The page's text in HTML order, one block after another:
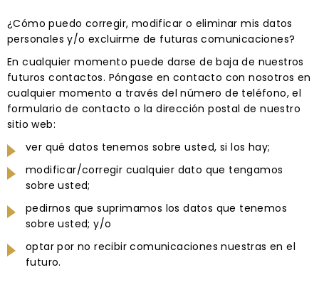
¿Cómo puedo corregir, modificar o eliminar mis datos
personales y/o excluirme de futuras comunicaciones?
En cualquier momento puede darse de baja de nuestros
futuros contactos. Póngase en contacto con nosotros en
cualquier momento a través del número de teléfono, el
formulario de contacto o la dirección postal de nuestro
sitio web:
ver qué datos tenemos sobre usted, si los hay;
modificar/corregir cualquier dato que tengamos
sobre usted;
pedirnos que suprimamos los datos que tenemos
sobre usted; y/o
optar por no recibir comunicaciones nuestras en el
futuro.